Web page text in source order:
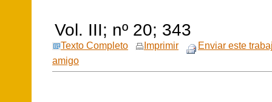
Vol. III; nº 20; 343
Texto Completo Imprimir
Enviar este
amigo